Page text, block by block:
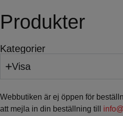
Produkter
Kategorier
Visa
Webbutiken är ej öppen för
att mejla in din beställning till